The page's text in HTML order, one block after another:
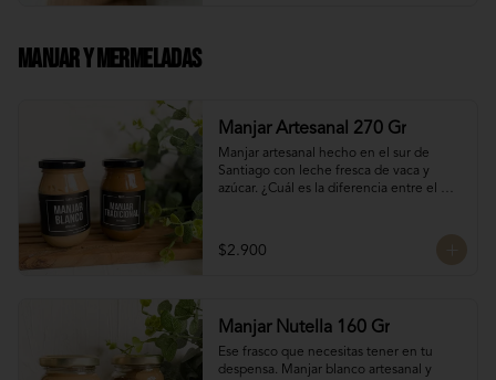
Manjar Y Mermeladas
Manjar Artesanal 270 Gr
Manjar artesanal hecho en el sur de
Santiago con leche fresca de vaca y
azúcar. ¿Cuál es la diferencia entre el
El manjar tradicional, al tener mayor
tiempo de cocción tiene un sabor más
duración pero esto a la vez hace que sea
un sabor más suave y artesanal, más de
casa.
$2.900
Manjar Nutella 160 Gr
Ese frasco que necesitas tener en tu
despensa. Manjar blanco artesanal y